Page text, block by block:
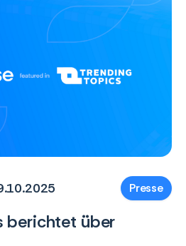
Presse
berichtet über